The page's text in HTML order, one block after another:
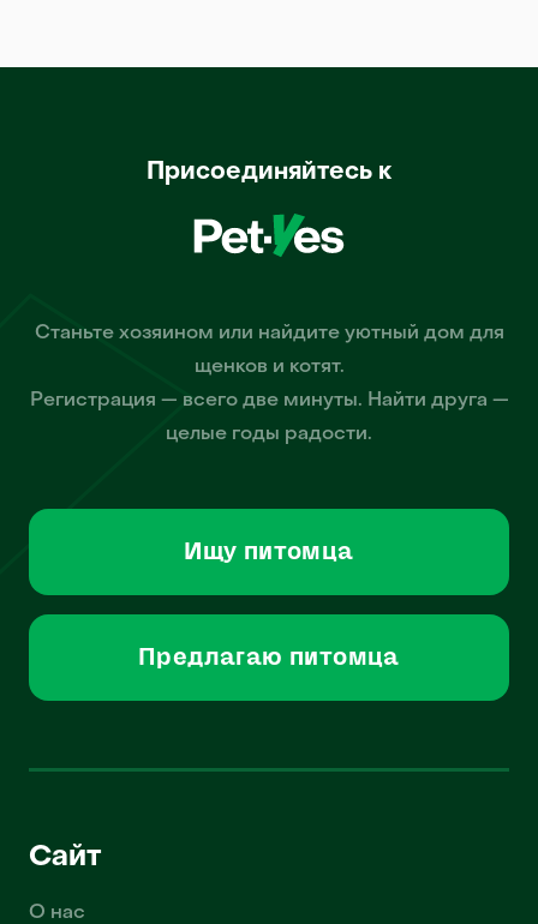
Присоединяйтесь к
Станьте хозяином или найдите уютный дом для
щенков и котят.
Регистрация — всего две минуты. Найти друга —
целые годы радости.
Ищу питомца
Предлагаю питомца
Сайт
О нас